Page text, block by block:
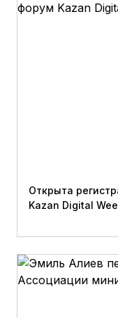
Открыта
Kazan Digital